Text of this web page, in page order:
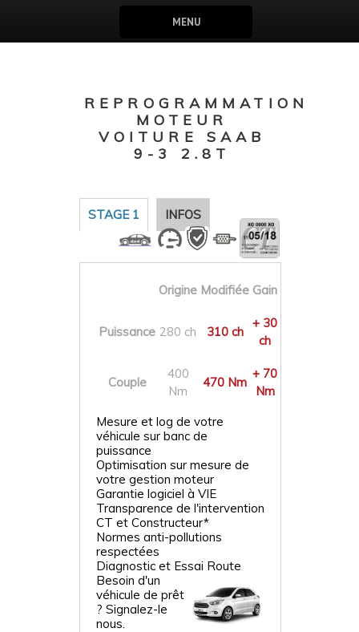
MENU
REPROGRAMMATION
MOTEUR
VOITURE SAAB
9-3 2.8T
STAGE 1 INFOS
Origine Modifiée Gain
Puissance 280 ch 310 ch
+ 30
ch
Couple
400
Nm
470 Nm
+ 70
Nm
Mesure et log de votre
véhicule sur banc de
puissance
Optimisation sur mesure de
votre gestion moteur
Garantie logiciel à VIE
Transparence de l'intervention
CT et Constructeur*
Normes anti-pollutions
respectées
Diagnostic et Essai Route
Besoin d'un
véhicule de prêt
? Signalez-le
nous.